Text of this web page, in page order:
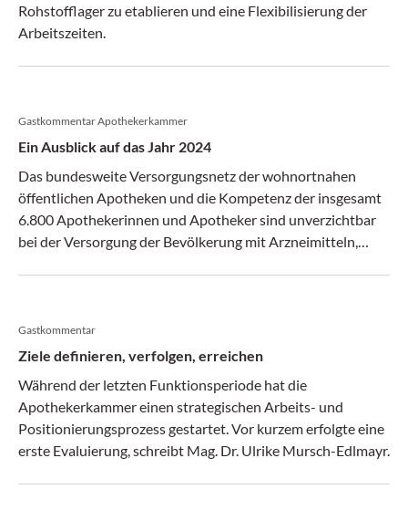
Rohstofflager zu etablieren und eine Flexibilisierung der
Arbeitszeiten.
Gastkommentar Apothekerkammer
Ein Ausblick auf das Jahr 2024
Das bundesweite Versorgungsnetz der wohnortnahen
öffentlichen Apotheken und die Kompetenz der insgesamt
6.800 Apothekerinnen und Apotheker sind unverzichtbar
bei der Versorgung der Bevölkerung mit Arzneimitteln,
Gastkommentar
Ziele definieren, verfolgen, erreichen
Während der letzten Funktionsperiode hat die
Apothekerkammer einen strategischen Arbeits- und
Positionierungsprozess gestartet. Vor kurzem erfolgte eine
erste Evaluierung, schreibt Mag. Dr. Ulrike Mursch-Edlmayr.